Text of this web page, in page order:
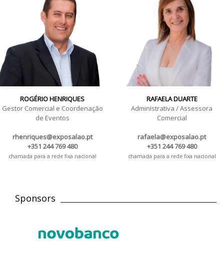
ROGÉRIO HENRIQUES
Gestor Comercial e Coordenação
de Eventos
rhenriques@exposalao.pt
+351 244 769 480
chamada para a rede fixa nacional
RAFAELA DUARTE
Administrativa / Assessora
Comercial
rafaela@exposalao.pt
+351 244 769 480
chamada para a rede fixa nacional
Sponsors